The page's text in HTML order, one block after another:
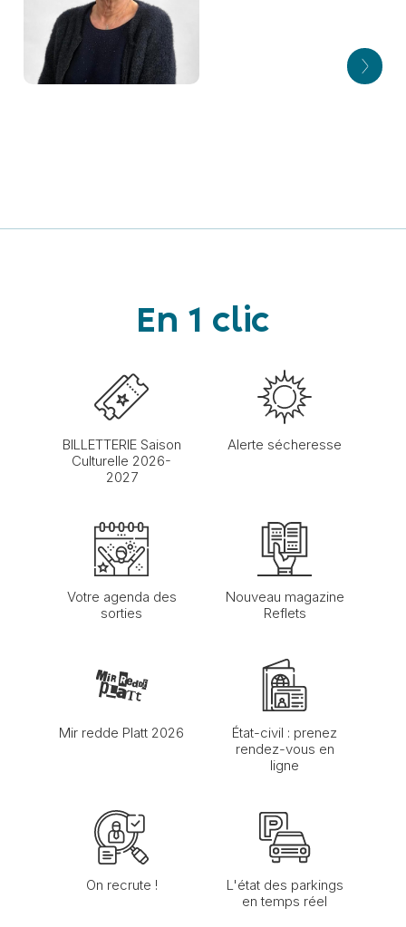
Christiane HECKEL
Huitième adjointe
En 1 clic
BILLETTERIE Saison
Culturelle 2026-
2027
Alerte sécheresse
Votre agenda des
sorties
Nouveau magazine
Reflets
Mir redde Platt 2026
État-civil : prenez
rendez-vous en
ligne
On recrute !
L'état des parkings
en temps réel